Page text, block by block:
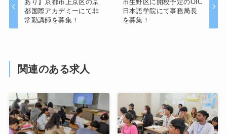
あり】京都市上京区の京
都国際アカデミーにて非
常勤講師を募集！
市生野区に開校予定のOIC
日本語学院にて事務局長
を募集！
関連のある求人